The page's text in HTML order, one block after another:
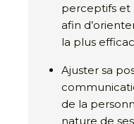
perceptifs et
afin
la plus
Ajuster sa
de la
nature de